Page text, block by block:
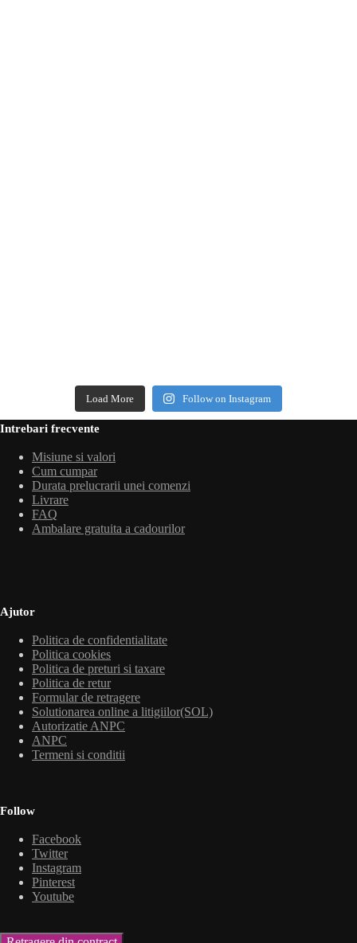
Load More Follow on Instagram
Intrebari frecvente
Misiune si valori
Cum cumpar
Durata prelucrarii unei comenzi
Livrare
FAQ
Ambalare gratuita a cadourilor
Ajutor
Politica de confidentialitate
Politica cookies
Politica de preturi si taxare
Politica de retur
Formular de retragere
Solutionarea online a litigiilor(SOL)
Autorizatie ANPC
ANPC
Termeni si conditii
Follow
Facebook
Twitter
Instagram
Pinterest
Youtube